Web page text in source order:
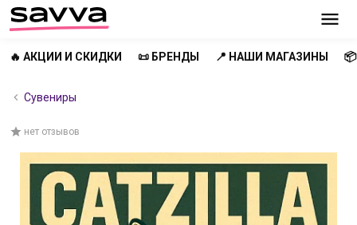
🔥 АКЦИИ И СКИДКИ 📜 БРЕНДЫ 📍 НАШИ МАГАЗИНЫ
Сувениры
нет отзывов